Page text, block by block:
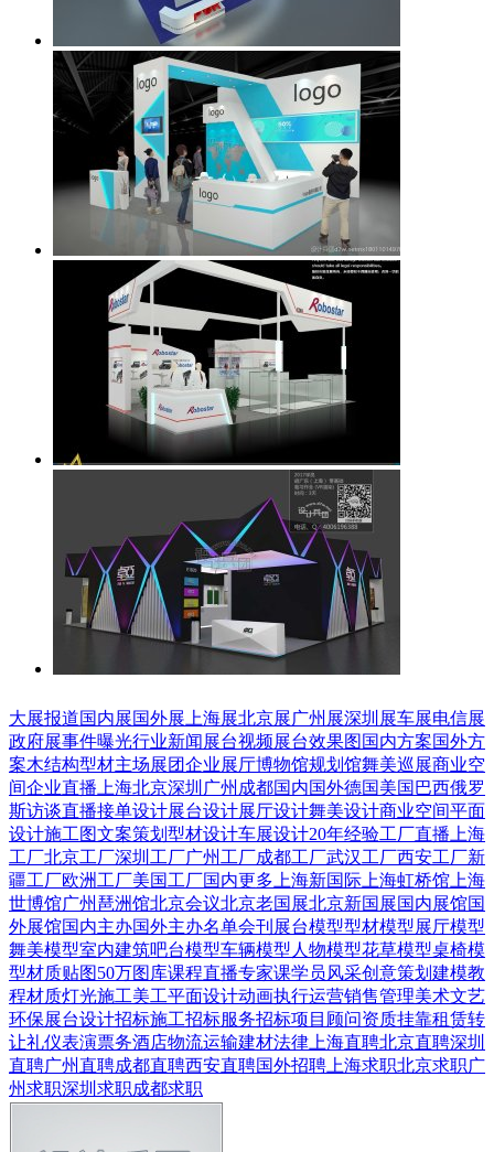
大展报道国内展国外展 上海展北京展广州展深圳展车展电信展
政府展事件曝光行业新闻 展台视频展台效果图 国内方案国外方
案木结构型材主场展团企业展厅博物馆规划馆舞美巡展商业空
间企业直播 上海北京深圳 广州 成都国内国外德国美国 巴西俄罗
斯访谈直播接单设计展台设计展厅设计舞美设计商业空间平面
设计施工图文案策划 型材设计车展设计20年经验工厂直播 上海
工厂北京工厂深圳工厂广州工厂成都工厂武汉工厂西安工厂新
疆工厂欧洲工厂美国工厂国内更多 上海新国际 上海虹桥馆 上海
世博馆广州琶洲馆北京会议北京老国展北京新国展国内展馆国
外展馆国内主办国外主办名单会刊 展台模型型材模型展厅模型
舞美模型室内建筑吧台模型车辆模型 人物模型花草模型桌椅模
型材质贴图50万图库课程直播专家课学员风采创意策划 建模教
程材质灯光施工美工平面设计动画执行运营销售管理美术文艺
环保展台设计招标施工招标服务招标项目顾问资质挂靠租赁转
让礼仪表演票务酒店物流运输建材法律 上海直聘北京直聘深圳
直聘广州直聘成都直聘西安直聘国外招聘 上海求职北京求职广
州求职深圳求职成都求职